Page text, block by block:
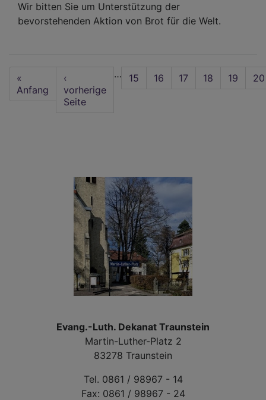
Wir bitten Sie um Unterstützung der
bevorstehenden Aktion von Brot für die Welt.
Seitennummerierung
First
page
«
Anfang
Vorherige
Seite
‹
vorherige
Seite
… Seite
15 Seite
16 Seite
17 Seite
18
Aktuelle
19 20
Evang.-Luth. Dekanat Traunstein
Martin-Luther-Platz 2
83278 Traunstein
Tel. 0861 / 98967 - 14
Fax: 0861 / 98967 - 24